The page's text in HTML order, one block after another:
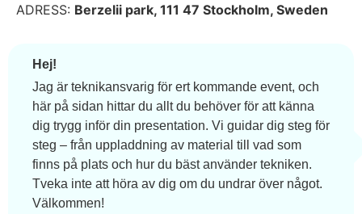
ADRESS: Berzelii park, 111 47 Stockholm, Sweden
Hej!
Jag är teknikansvarig för ert kommande event, och
här på sidan hittar du allt du behöver för att känna
dig trygg inför din presentation. Vi guidar dig steg för
steg – från uppladdning av material till vad som
finns på plats och hur du bäst använder tekniken.
Tveka inte att höra av dig om du undrar över något.
Välkommen!